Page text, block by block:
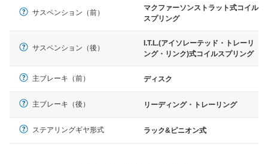
サスペンション（前）
マクファーソンストラット式コイル
スプリング
サスペンション（後）
I.T.L.(アイソレーテッド・トレーリ
ング・リンク)式コイルスプリング
主ブレーキ（前） ディスク
主ブレーキ（後） リーディング・トレーリング
ステアリングギヤ形式 ラック&ピニオン式